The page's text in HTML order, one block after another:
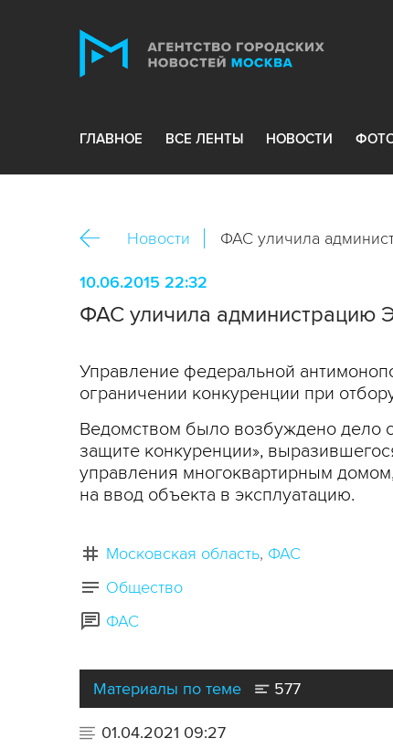
ГЛАВНОЕ ВСЕ ЛЕНТЫ НОВОСТИ
Новости ФАС уличила
10.06.2015 22:32
ФАС уличила администрацию
Управление федеральной
ограничении конкуренции при
Ведомством было возбуждено дело
защите конкуренции»,
управления многоквартирным
на ввод объекта в эксплуатацию.
Московская область ФАС
Общество
ФАС
Материалы по теме 577
01.04.2021 09:27